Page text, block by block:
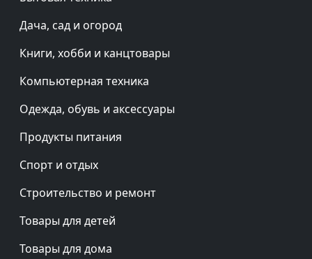
Дача, сад и огород
Книги, хобби и канцтовары
Компьютерная техника
Одежда, обувь и аксессуары
Продукты питания
Спорт и отдых
Строительство и ремонт
Товары для детей
Товары для дома